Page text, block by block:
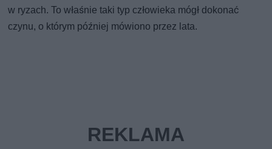
w ryzach. To właśnie taki typ człowieka mógł dokonać
czynu, o którym później mówiono przez lata.